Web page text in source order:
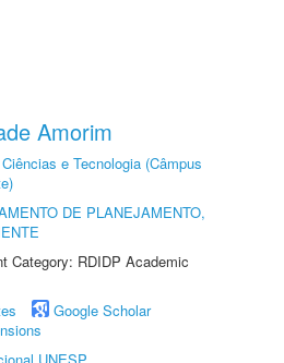
Amorim
e Tecnologia (Câmpus
DE PLANEJAMENTO,
Category: RDIDP Academic
Google Scholar